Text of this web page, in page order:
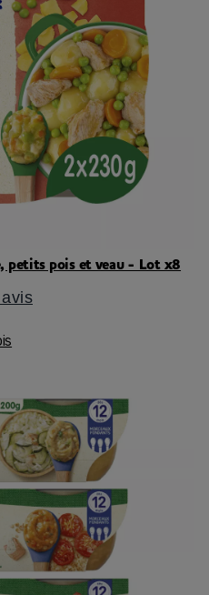
petits pois et veau - Lot x8